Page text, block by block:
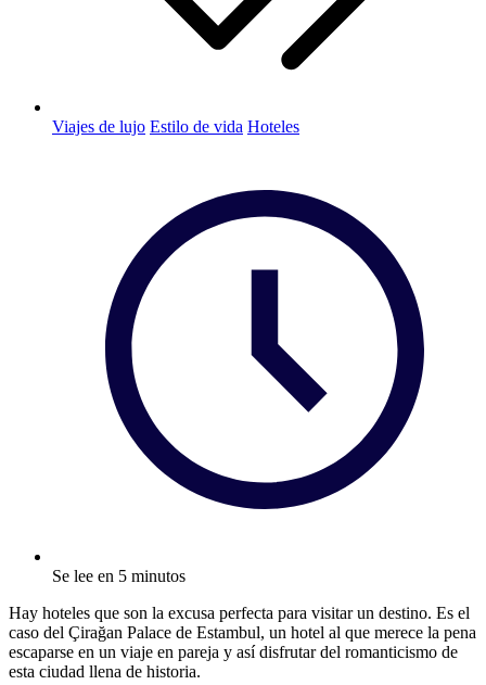
Viajes de lujo Estilo de vida Hoteles
Se lee en 5 minutos
Hay hoteles que son la excusa perfecta para visitar un destino. Es el
caso del Çirağan Palace de Estambul, un hotel al que merece la pena
escaparse en un viaje en pareja y así disfrutar del romanticismo de
esta ciudad llena de historia.